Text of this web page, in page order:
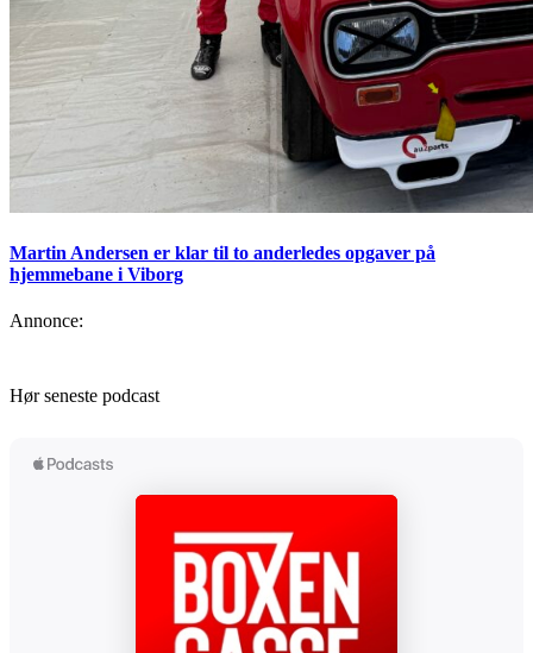
Martin Andersen er klar til to anderledes opgaver på
hjemmebane i Viborg
Annonce:
Hør seneste podcast